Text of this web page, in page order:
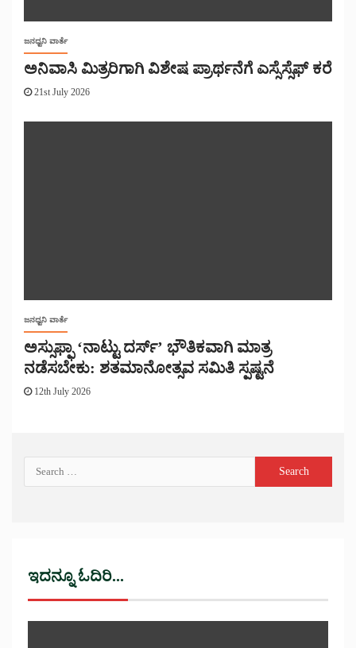
ಜನಧ್ವನಿ ವಾರ್ತೆ
ಅನಿವಾಸಿ ಮಿತ್ರರಿಗಾಗಿ ವಿಶೇಷ ಪ್ರಾರ್ಥನೆಗೆ ಎಸ್ಸೆಸ್ಸೆಫ್ ಕರೆ
21st July 2026
ಜನಧ್ವನಿ ವಾರ್ತೆ
ಅಸ್ಸುಫ್ಫಾ ‘ನಾಟ್ಟು ದರ್ಸ್’ ಭೌತಿಕವಾಗಿ ಮಾತ್ರ
ನಡೆಸಬೇಕು: ಶತಮಾನೋತ್ಸವ ಸಮಿತಿ ಸ್ಪಷ್ಟನೆ
12th July 2026
ಇದನ್ನೂ ಓದಿರಿ...